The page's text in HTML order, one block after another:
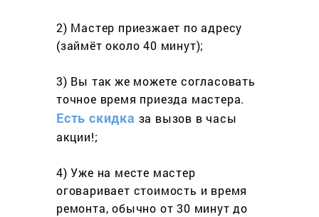
2) Мастер приезжает по адресу
(займёт около 40 минут);
3) Вы так же можете согласовать
точное время приезда мастера.
Есть скидка за вызов в часы
акции!;
4) Уже на месте мастер
оговаривает стоимость и время
ремонта, обычно от 30 минут до